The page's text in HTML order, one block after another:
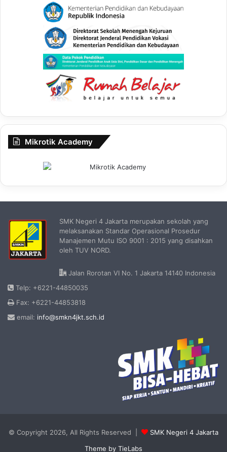
Mikrotik Academy
SMK Negeri 4 Jakarta merupakan sekolah yang
melaksanakan Standar Operasional Prosedur
Manajemen Mutu ISO 9001 : 2015 yang disahkan
oleh TUV NORD.
Jalan Rorotan VI No. 1 Jakarta 14140 Indonesia
Telp: +6221-44850035
Fax: +6221-44853818
email: info@smkn4jkt.sch.id
© Copyright 2026, All Rights Reserved |
SMK Negeri 4 Jakarta
Theme by TieLabs